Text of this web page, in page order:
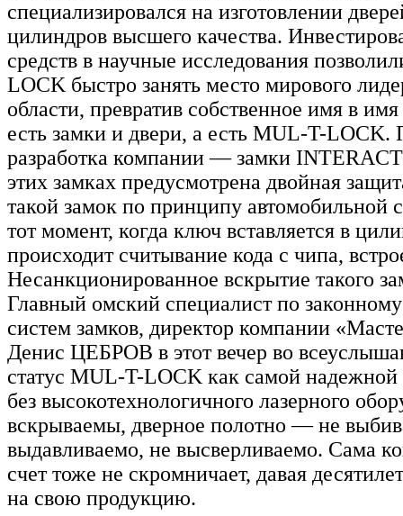
специализировался на изготовлении
цилиндров высшего качества.
средств в научные исследования
LOCK быстро занять место мирового
области, превратив собственное имя в
есть замки и двери, а есть MUL-T-LOCK.
разработка компании — замки
этих замках предусмотрена двойная
такой замок по принципу автомобильной
тот момент, когда ключ вставляется в
происходит считывание кода с чипа,
Несанкционированное вскрытие такого
Главный омский специалист по
систем замков, директор компании
Денис ЦЕБРОВ в этот вечер во
статус MUL-T-LOCK как самой
без высокотехнологичного лазерного
вскрываемы, дверное полотно — не
выдавливаемо, не высверливаемо. Сама
счет тоже не скромничает, давая
на свою продукцию.